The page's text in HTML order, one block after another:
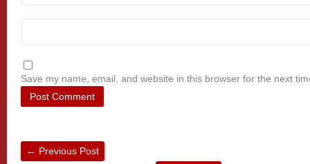
Save my name, email, and website in this browser for the next
← Previous Post